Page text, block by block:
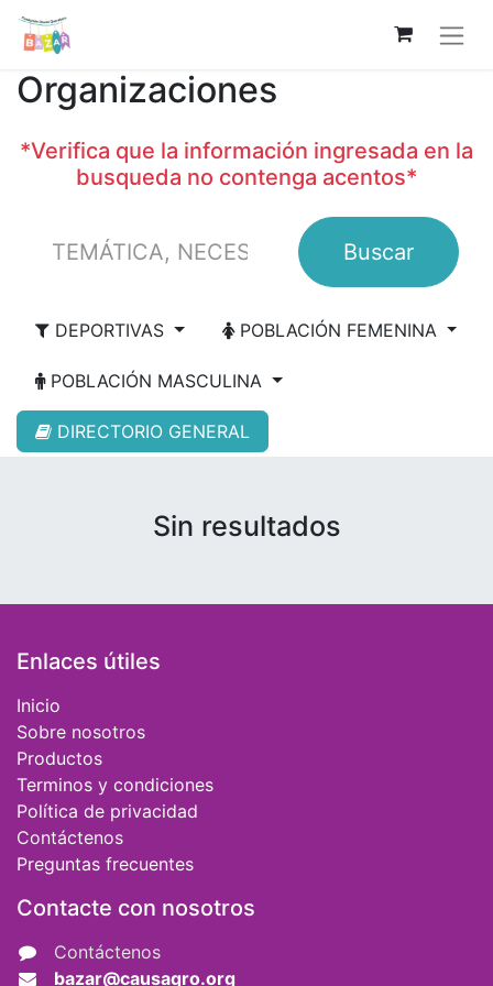
Organizaciones
*Verifica que la información ingresada en la
busqueda no contenga acentos*
Buscar
DEPORTIVAS POBLACIÓN FEMENINA
POBLACIÓN MASCULINA
DIRECTORIO GENERAL
Sin resultados
Enlaces útiles
Inicio
Sobre nosotros
Productos
Terminos y condiciones
Política de privacidad
Contáctenos
Preguntas frecuentes
Contacte con nosotros
Contáctenos
bazar@causaqro.org